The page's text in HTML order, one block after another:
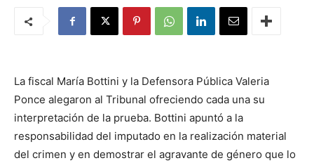
La fiscal María Bottini y la Defensora Pública Valeria
Ponce alegaron al Tribunal ofreciendo cada una su
interpretación de la prueba. Bottini apuntó a la
responsabilidad del imputado en la realización material
del crimen y en demostrar el agravante de género que lo